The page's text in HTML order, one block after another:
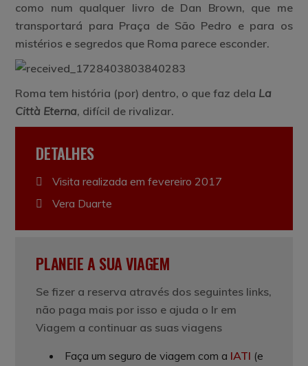
como num qualquer livro de Dan Brown, que me
transportará para Praça de São Pedro e para os
mistérios e segredos que Roma parece esconder.
Roma tem história (por) dentro, o que faz dela La
Città Eterna, difícil de rivalizar.
DETALHES
Visita realizada em fevereiro 2017
Vera Duarte
PLANEIE A SUA VIAGEM
Se fizer a reserva através dos seguintes links,
não paga mais por isso e ajuda o Ir em
Viagem a continuar as suas viagens
Faça um seguro de viagem com a IATI (e